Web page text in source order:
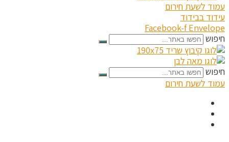
עמוד לשעת חירום
עידוד בבידוד
Facebook-f Envelope
חיפוש
חיפוש
עמוד לשעת חירום